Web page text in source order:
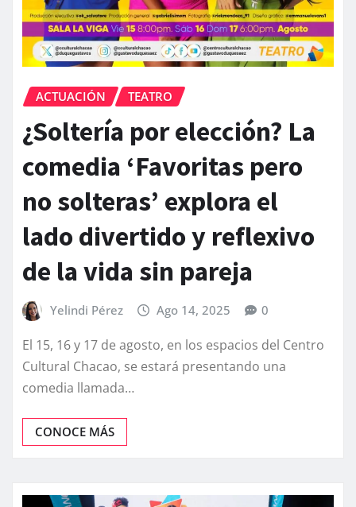
ACTUACIÓN TEATRO
¿Soltería por elección? La
comedia ‘Favoritas pero
no solteras’ explora el
lado divertido y reflexivo
de la vida sin pareja
Yelindi Pérez Ago 14, 2025 0
El 15, 16 y 17 de agosto, en los espacios del Centro
Cultural Chacao, se estará presentando una
comedia llamada…
CONOCE MÁS